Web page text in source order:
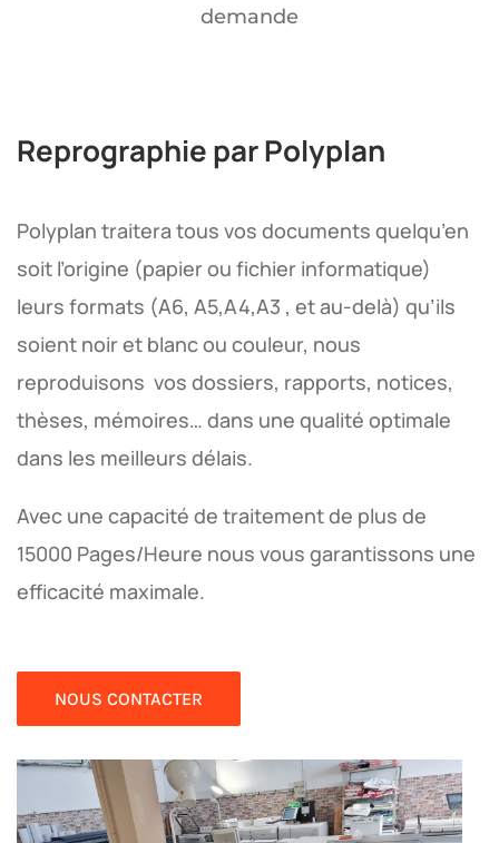
demande
Reprographie par Polyplan
Polyplan traitera tous vos documents quelqu’en
soit l’origine (papier ou fichier informatique)
leurs formats (A6, A5,A4,A3 , et au-delà) qu’ils
soient noir et blanc ou couleur, nous
reproduisons vos dossiers, rapports, notices,
thèses, mémoires… dans une qualité optimale
dans les meilleurs délais.
Avec une capacité de traitement de plus de
15000 Pages/Heure nous vous garantissons une
efficacité maximale.
NOUS CONTACTER